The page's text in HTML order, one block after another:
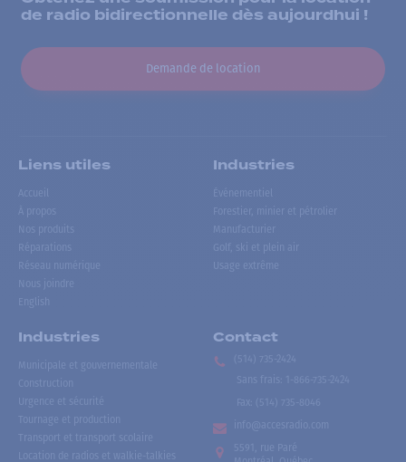
de radio bidirectionnelle dès aujourdhui !
Demande de location
Liens utiles
Accueil
À propos
Nos produits
Réparations
Réseau numérique
Nous joindre
English
Industries
Événementiel
Forestier, minier et pétrolier
Manufacturier
Golf, ski et plein air
Usage extrême
Industries
Municipale et gouvernementale
Construction
Urgence et sécurité
Tournage et production
Transport et transport scolaire
Location de radios et walkie-talkies
Contact
(514) 735-2424
Sans frais
1-866-735-2424
Fax:
(514) 735-8046
info@accesradio.com
5591, rue Paré